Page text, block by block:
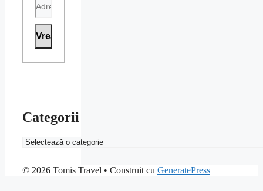
Categorii
Categorii
© 2026 Tomis Travel • Construit cu GeneratePress